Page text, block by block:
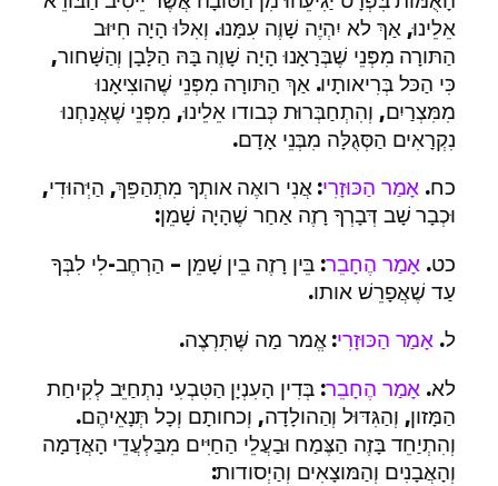
אֵלֵינוּ, אַךְ לא יִהְיֶה שָׁוֶה עִמָּנוּ. וְאִלּוּ הָיָה חִיּוּב
הַתּורָה מִפְּנֵי שֶׁבְּרָאָנוּ הָיָה שָׁוֶה בָּהּ הַלָּבָן וְהַשָּׁחור,
כִּי הַכּל בְּרִיאותָיו. אַךְ הַתּורָה מִפְּנֵי שֶׁהוצִיאָנוּ
מִמִּצְרַיִם, וְהִתְחַבְּרוּת כְּבודו אֵלֵינוּ, מִפְּנֵי שֶׁאֲנַחְנוּ
נִקְרָאִים הַסְּגֻלָּה מִבְּנֵי אָדָם.
כח. אָמַר הַכּוּזָרִי: אֲנִי רואֶה אותְךָ מִתְהַפֵּךְ, הַיְּהוּדִי,
וּכְבָר שָׁב דְּבָרְךָ רָזֶה אַחַר שֶׁהָיָה שָׁמֵן:
כט. אָמַר הֶחָבֵר: בֵּין רָזֶה בֵין שָׁמֵן – הַרְחֶב-לִי לִבְּךָ
עַד שֶׁאֲפָרֵשׁ אותו.
ל. אָמַר הַכּוּזָרִי: אֱמר מַה שֶּׁתִּרְצֶה.
לא. אָמַר הֶחָבֵר: בְּדִין הָעִנְיָן הַטִּבְעִי נִתְחַיֵּב לְקִיחַת
הַמָּזון, וְהַגִּדּוּל וְהַהולָדָה, וְכחותָם וְכָל תְּנָאֵיהֶם.
וְהִתְיַחֵד בָּזֶה הַצֶּמַח וּבַעֲלֵי הַחַיִּים מִבַּלְעֲדֵי הָאֲדָמָה
וְהָאֲבָנִים וְהַמּוצָאִים וְהַיְסודות: